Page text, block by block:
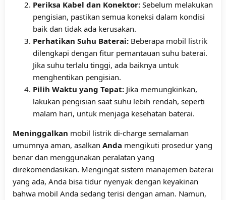
Periksa Kabel dan Konektor: Sebelum melakukan
pengisian, pastikan semua koneksi dalam kondisi
baik dan tidak ada kerusakan.
Perhatikan Suhu Baterai: Beberapa mobil listrik
dilengkapi dengan fitur pemantauan suhu baterai.
Jika suhu terlalu tinggi, ada baiknya untuk
menghentikan pengisian.
Pilih Waktu yang Tepat: Jika memungkinkan,
lakukan pengisian saat suhu lebih rendah, seperti
malam hari, untuk menjaga kesehatan baterai.
Meninggalkan mobil listrik di-charge semalaman
umumnya aman, asalkan Anda mengikuti prosedur yang
benar dan menggunakan peralatan yang
direkomendasikan. Mengingat sistem manajemen baterai
yang ada, Anda bisa tidur nyenyak dengan keyakinan
bahwa mobil Anda sedang terisi dengan aman. Namun,